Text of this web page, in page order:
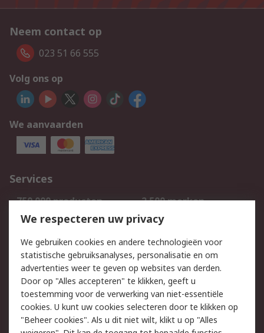
Neem contact op
023 51 66 555
Volg ons op
We aanvaarden
Services
750.000 producten
2.500 merken
Bestellen
Inkoopoplossingen
Track & Trace
Wettelijk
Cookiebeleid
Email veiligheid
Privacybeleid
Websitevoorwaarden
We respecteren uw privacy
We gebruiken cookies en andere technologieën voor
statistische gebruiksanalyses, personalisatie en om
advertenties weer te geven op websites van derden.
Door op "Alles accepteren" te klikken, geeft u
toestemming voor de verwerking van niet-essentiële
cookies. U kunt uw cookies selecteren door te klikken op
"Beheer cookies". Als u dit niet wilt, klikt u op "Alles